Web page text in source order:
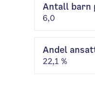
Antall barn
6,0
Andel
22,1 %